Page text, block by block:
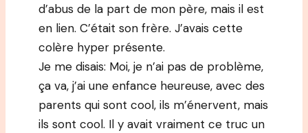
d’abus de la part de mon père, mais il est
en lien. C’était son frère. J’avais cette
colère hyper présente.
Je me disais: Moi, je n’ai pas de problème,
ça va, j’ai une enfance heureuse, avec des
parents qui sont cool, ils m’énervent, mais
ils sont cool. Il y avait vraiment ce truc un